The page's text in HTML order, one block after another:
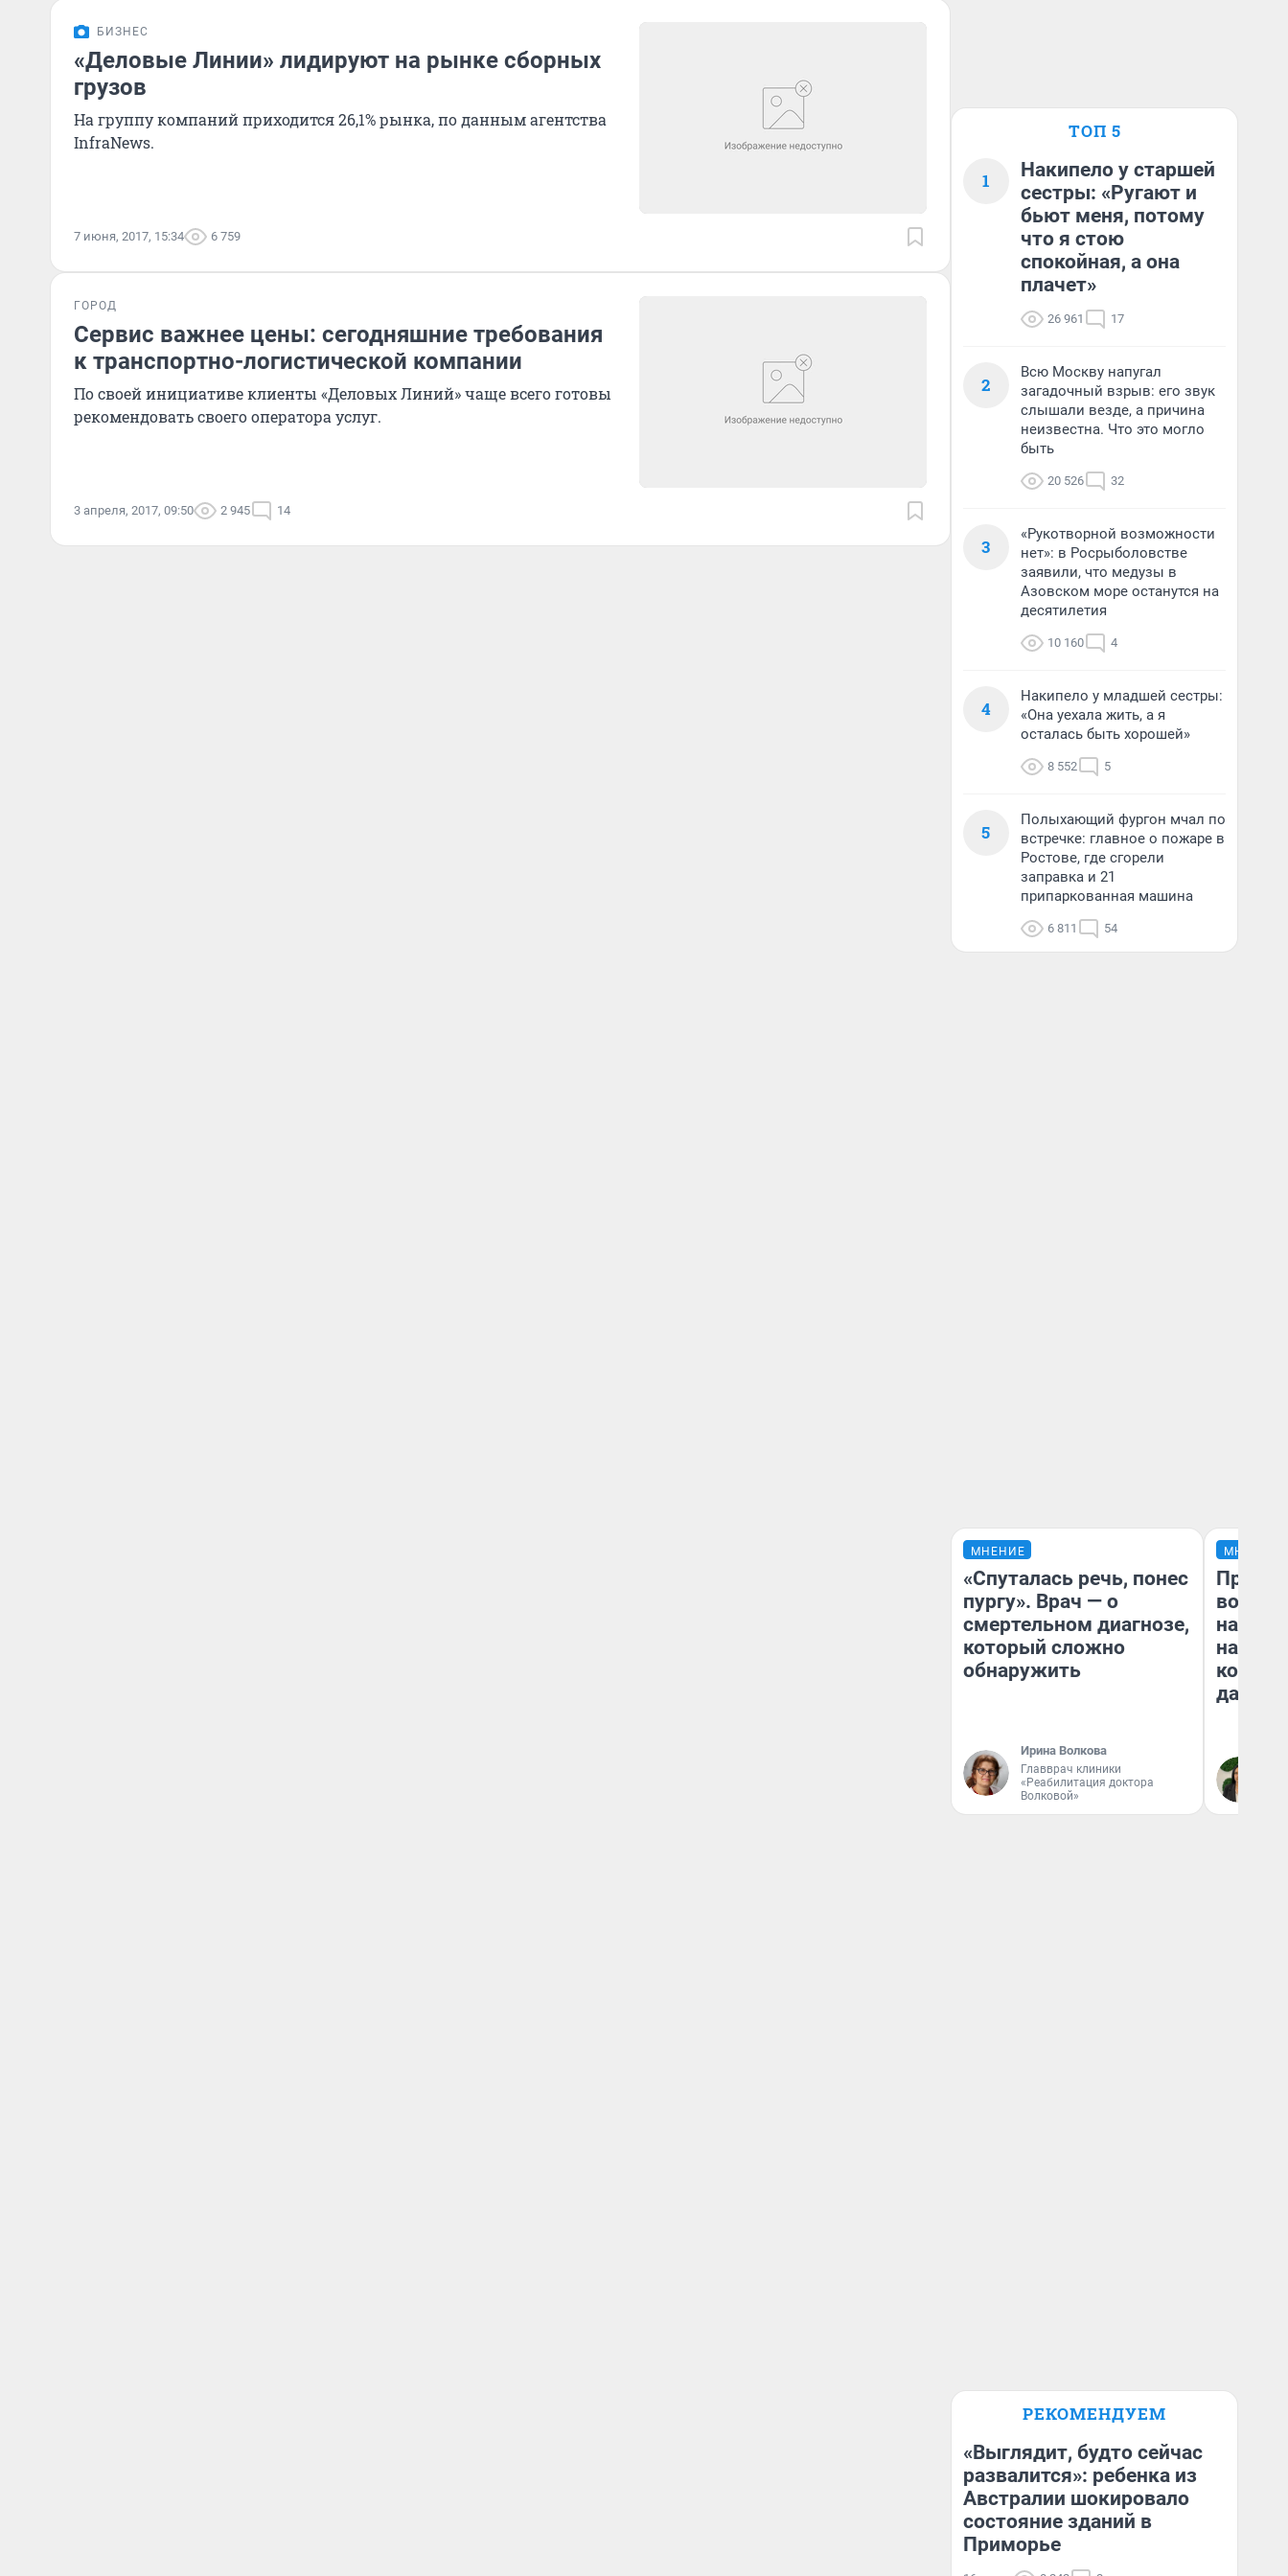
БИЗНЕС
«Деловые Линии» лидируют на рынке сборных
грузов
На группу компаний приходится 26,1% рынка, по данным агентства
InfraNews.
7 июня, 2017, 15:34 6 759
ГОРОД
Сервис важнее цены: сегодняшние требования
к транспортно-логистической компании
По своей инициативе клиенты «Деловых Линий» чаще всего готовы
рекомендовать своего оператора услуг.
3 апреля, 2017, 09:50 2 945 14
ТОП 5
1
Накипело у старшей
сестры: «Ругают и
бьют меня, потому
что я стою
спокойная, а она
плачет»
26 961 17
2
Всю Москву напугал
загадочный взрыв: его звук
слышали везде, а причина
неизвестна. Что это могло
быть
20 526 32
3
«Рукотворной возможности
нет»: в Росрыболовстве
заявили, что медузы в
Азовском море останутся на
десятилетия
10 160 4
4
Накипело у младшей сестры:
«Она уехала жить, а я
осталась быть хорошей»
8 552 5
5
Полыхающий фургон мчал по
встречке: главное о пожаре в
Ростове, где сгорели
заправка и 21
припаркованная машина
6 811 54
МНЕНИЕ
«Спуталась речь, понес
пургу». Врач — о
смертельном диагнозе,
который сложно
обнаружить
Ирина Волкова
Главврач клиники
«Реабилитация доктора
Волковой»
МНЕНИЕ
нам
даже
РЕКОМЕНДУЕМ
«Выглядит, будто сейчас
развалится»: ребенка из
Австралии шокировало
состояние зданий в
Приморье